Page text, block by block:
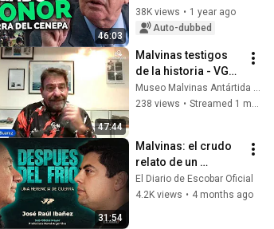
46:03
38K views • 1 year ago
Auto-dubbed
47:44
Malvinas testigos
de la historia - VGM
Suarez Edgardo -
Los cuchillos de
238 views •
31:54
Malvinas: el crudo
relato de un
veterano de
Escobar | José
El Diario de Escobar Oficial
4.2K views • 4 months ago